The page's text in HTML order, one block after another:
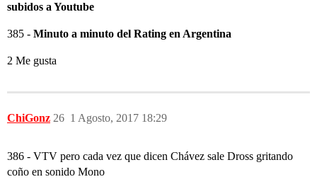
subidos a Youtube
385 - Minuto a minuto del Rating en Argentina
2 Me gusta
ChiGonz 1 Agosto, 2017 18:29
26
386 - VTV pero cada vez que dicen Chávez sale Dross gritando
coño en sonido Mono